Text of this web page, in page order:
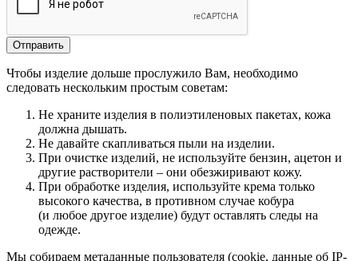
Чтобы изделие дольше прослужило Вам, необходимо
следовать нескольким простым советам:
Не храните изделия в полиэтиленовых пакетах, кожа
должна дышать.
Не давайте скапливаться пыли на изделии.
При очистке изделий, не используйте бензин, ацетон и
другие растворители – они обезжиривают кожу.
При обработке изделия, используйте крема только
высокого качества, в противном случае кобура
(и любое другое изделие) будут оставлять следы на
одежде.
Мы собираем метаданные пользователя (cookie, данные об IP-